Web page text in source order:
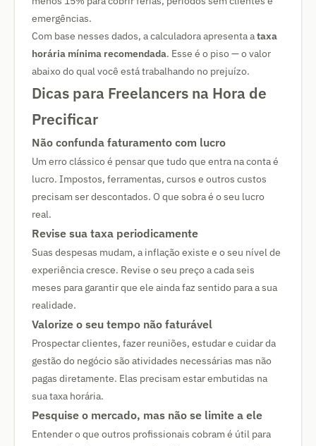
emergências.
Com base nesses dados, a calculadora apresenta ataxa
horária mínima recomendada. Esse é o piso — o valor
abaixo do qual você está trabalhando no prejuízo.
Dicas para Freelancers na Hora de
Precificar
Não confunda faturamento com lucro
Um erro clássico é pensar que tudo que entra na conta é
lucro. Impostos, ferramentas, cursos e outros custos
precisam ser descontados. O que sobra é o seu lucro
real.
Revise sua taxa periodicamente
Suas despesas mudam, a inflação existe e o seu nível de
experiência cresce. Revise o seu preço a cada seis
meses para garantir que ele ainda faz sentido para a sua
realidade.
Valorize o seu tempo não faturável
Prospectar clientes, fazer reuniões, estudar e cuidar da
gestão do negócio são atividades necessárias mas não
pagas diretamente. Elas precisam estar embutidas na
sua taxa horária.
Pesquise o mercado, mas não se limite a ele
Entender o que outros profissionais cobram é útil para